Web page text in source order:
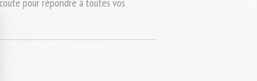
Personnalisez vos Options